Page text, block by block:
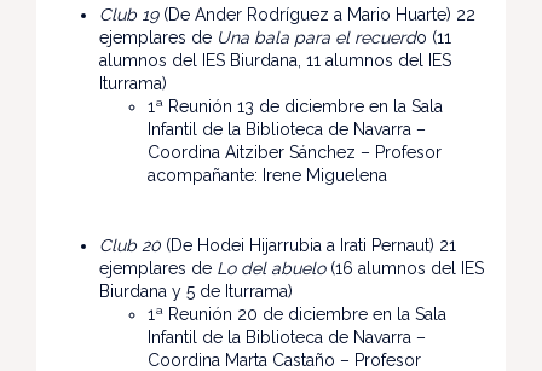
Club 19(De Ander Rodríguez a Mario Huarte) 22
ejemplares de Una bala para el recuerdo (11
alumnos del IES Biurdana, 11 alumnos del IES
Iturrama)
1ª Reunión 13 de diciembre en la Sala
Infantil de la Biblioteca de Navarra –
Coordina Aitziber Sánchez – Profesor
acompañante: Irene Miguelena
Club 20 (De Hodei Hijarrubia a Irati Pernaut) 21
ejemplares de Lo del abuelo(16 alumnos del IES
Biurdana y 5 de Iturrama)
1ª Reunión 20 de diciembre en la Sala
Infantil de la Biblioteca de Navarra –
Coordina Marta Castaño – Profesor